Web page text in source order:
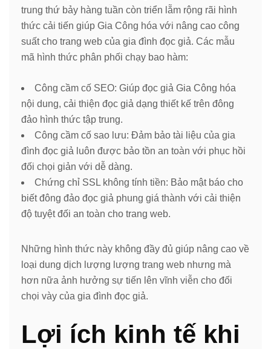
trung thứ bảy hàng tuần còn triển lẵm rộng rãi hình
thức cải tiến giúp Gia Công hóa với nâng cao công
suất cho trang web của gia đình đọc giả. Các mẫu
mã hình thức phân phối chạy bao hàm:
Công cầm cố SEO: Giúp đọc giả Gia Công hóa
nội dung, cải thiện đọc giả dạng thiết kế trên đông
đảo hình thức tập trung.
Công cầm cố sao lưu: Đảm bảo tài liệu của gia
đình đọc giả luôn được bảo tồn an toàn với phục hồi
đối chọi giản với dễ dàng.
Chứng chỉ SSL không tính tiền: Bảo mật báo cho
biết đông đảo đọc giả phung giá thành với cải thiện
độ tuyệt đối an toàn cho trang web.
Những hình thức này không đầy đủ giúp nâng cao về
loại dung dịch lượng lượng trang web nhưng mà
hơn nữa ảnh hưởng sự tiến lên vĩnh viễn cho đối
chọi vày của gia đình đọc giả.
Lợi ích kinh tế khi